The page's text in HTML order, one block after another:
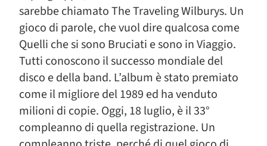
sarebbe chiamato The Traveling Wilburys. Un
gioco di parole, che vuol dire qualcosa come
Quelli che si sono Bruciati e sono in Viaggio.
Tutti conoscono il successo mondiale del
disco e della band. L’album è stato premiato
come il migliore del 1989 ed ha venduto
milioni di copie. Oggi, 18 luglio, è il 33°
compleanno di quella registrazione. Un